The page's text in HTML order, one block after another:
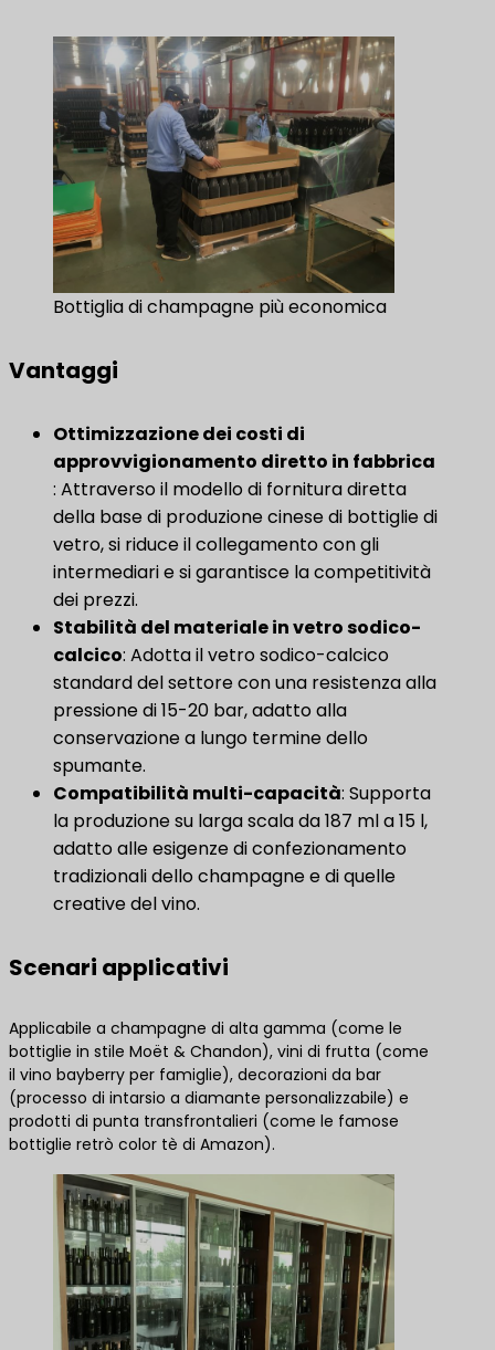
Bottiglia di champagne più economica
Vantaggi
Ottimizzazione dei costi di
approvvigionamento diretto in fabbrica
: Attraverso il modello di fornitura diretta
della base di produzione cinese di bottiglie di
vetro, si riduce il collegamento con gli
intermediari e si garantisce la competitività
dei prezzi.
Stabilità del materiale in vetro sodico-
calcico​: Adotta il vetro sodico-calcico
standard del settore con una resistenza alla
pressione di 15-20 bar, adatto alla
conservazione a lungo termine dello
spumante.
Compatibilità multi-capacità: Supporta
la produzione su larga scala da 187 ml a 15 l,
adatto alle esigenze di confezionamento
tradizionali dello champagne e di quelle
creative del vino.
Scenari applicativi
Applicabile a champagne di alta gamma (come le
bottiglie in stile Moët & Chandon), vini di frutta (come
il vino bayberry per famiglie), decorazioni da bar
(processo di intarsio a diamante personalizzabile) e
prodotti di punta transfrontalieri (come le famose
bottiglie retrò color tè di Amazon).